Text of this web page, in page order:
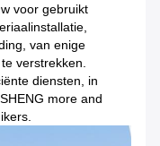
voor gebruikt
van enige
verstrekken.
diensten, in
more and